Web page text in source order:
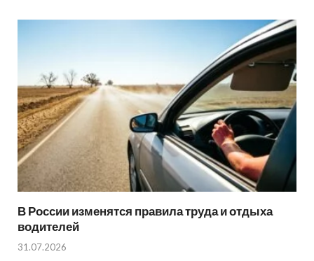
В России изменятся правила труда и отдыха
водителей
31.07.2026